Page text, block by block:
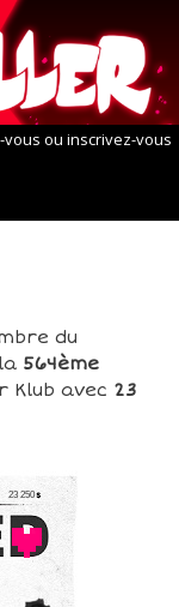
vous ou inscrivez-vous
du
564ème
Klub avec 23
23 250